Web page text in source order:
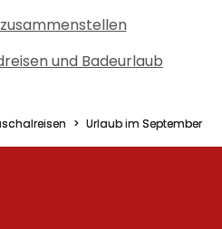
und Badeurlaub
Urlaub im September